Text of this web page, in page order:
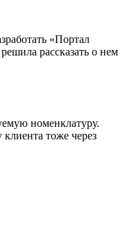
«Портал
рассказать о нем
номенклатуру.
тоже через